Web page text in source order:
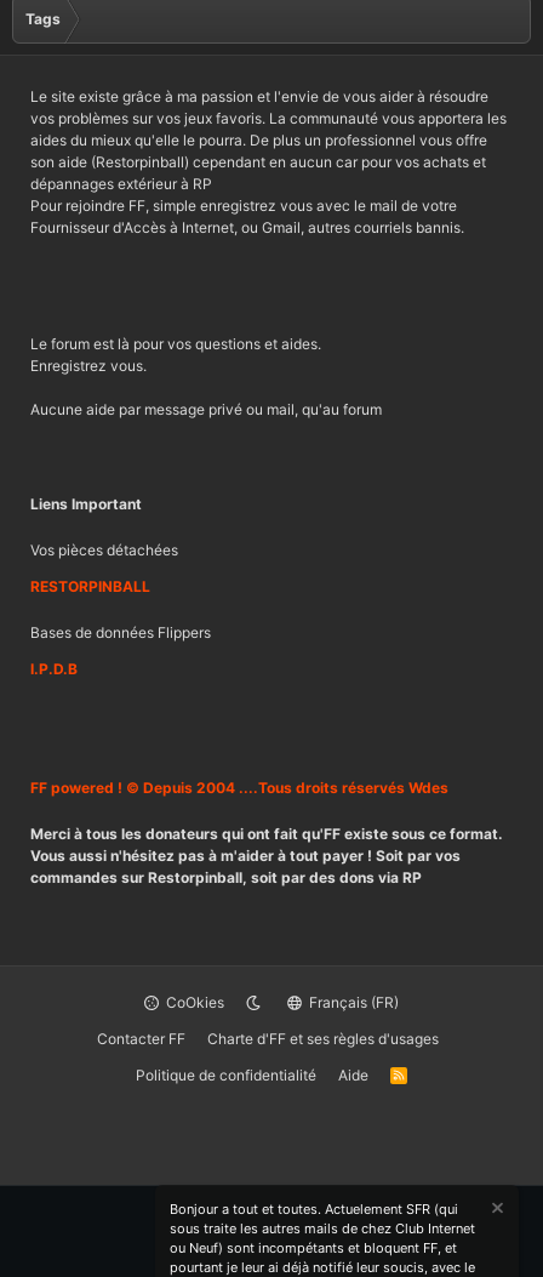
Tags
Le site existe grâce à ma passion et l'envie de vous aider à résoudre
vos problèmes sur vos jeux favoris. La communauté vous apportera les
aides du mieux qu'elle le pourra. De plus un professionnel vous offre
son aide (Restorpinball) cependant en aucun car pour vos achats et
dépannages extérieur à RP
Pour rejoindre FF, simple enregistrez vous avec le mail de votre
Fournisseur d'Accès à Internet, ou Gmail, autres courriels bannis.
Le forum est là pour vos questions et aides.
Enregistrez vous.
Aucune aide par message privé ou mail, qu'au forum
Liens Important
Vos pièces détachées
RESTORPINBALL
Bases de données Flippers
I.P.D.B
FF powered ! © Depuis 2004 ....Tous droits réservés Wdes
Merci à tous les donateurs qui ont fait qu'FF existe sous ce format.
Vous aussi n'hésitez pas à m'aider à tout payer ! Soit par vos
commandes sur Restorpinball, soit par des dons via RP
CoOkies
Français (FR)
Contacter FF
Charte d'FF et ses règles d'usages
Politique de confidentialité
Aide
R
Bonjour a tout et toutes. Actuelement SFR (qui
sous traite les autres mails de chez Club Internet
ou Neuf) sont incompétants et bloquent FF, et
pourtant je leur ai déjà notifié leur soucis, avec le